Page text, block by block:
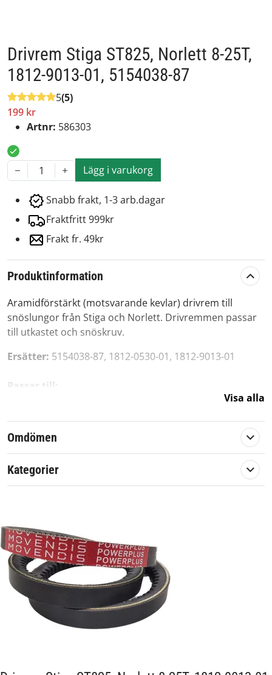
Drivrem Stiga ST825, Norlett 8-25T,
1812-9013-01, 5154038-87
5(5)
199 kr
Artnr: 586303
1 Lägg i varukorg
Snabb frakt, 1-3 arb.dagar
Fraktfritt 999kr
Frakt fr. 49kr
Produktinformation
Aramidförstärkt (motsvarande kevlar) drivrem till
snöslungor från Stiga och Norlett. Drivremmen passar
till utkastet och snöskruv.
Ersätter: 5154038-87, 1812-0530-01, 1812-9013-01
Passar till:
Norlett 8-25T
Artikelnummer:
586303
Visa alla
Omdömen
Kategorier